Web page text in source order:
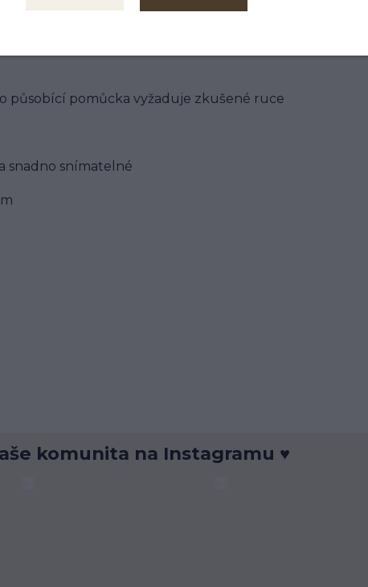
částí.
působící pomůcka vyžaduje zkušené ruce
snadno snímatelné
komunita na Instagramu ♥